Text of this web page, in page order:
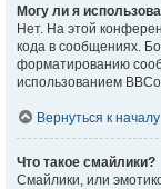
Могу ли я
Нет. На этой
кода в сообщениях.
форматированию
использованием
Вернуться к началу
Что такое смайлики?
Смайлики, или